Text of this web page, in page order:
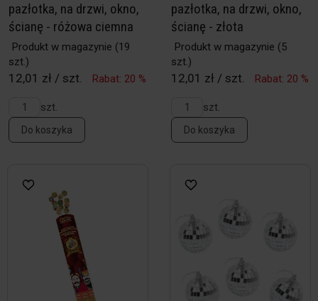
pazłotka, na drzwi, okno,
ścianę - różowa ciemna
Produkt w magazynie (19
szt.)
12,01 zł / szt. Rabat: 20 %
szt.
Do koszyka
pazłotka, na drzwi, okno,
ścianę - złota
Produkt w magazynie (5
szt.)
12,01 zł / szt. Rabat: 20 %
szt.
Do koszyka